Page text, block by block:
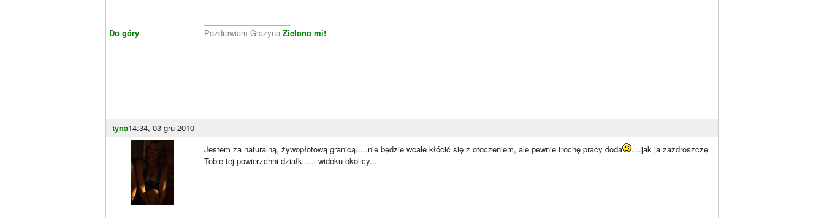
Do góry
Pozdrawiam-Grażyna.Zielono mi!
tyna14:34, 03 gru 2010
Jestem za naturalną, żywopłotową granicą.....nie będzie wcale kłócić się z otoczeniem, ale pewnie trochę pracy doda
....jak ja zazdroszczę
Tobie tej powierzchni działki....i widoku okolicy....